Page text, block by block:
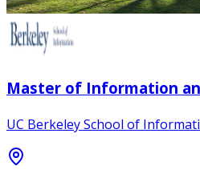
Master of Information
UC Berkeley School of